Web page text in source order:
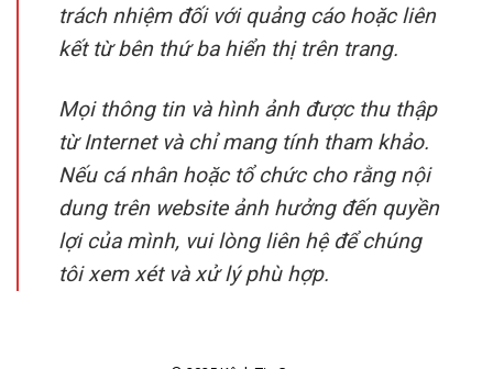
trách nhiệm đối với quảng cáo hoặc liên
kết từ bên thứ ba hiển thị trên trang.
Mọi thông tin và hình ảnh được thu thập
từ Internet và chỉ mang tính tham khảo.
Nếu cá nhân hoặc tổ chức cho rằng nội
dung trên website ảnh hưởng đến quyền
lợi của mình, vui lòng liên hệ để chúng
tôi xem xét và xử lý phù hợp.